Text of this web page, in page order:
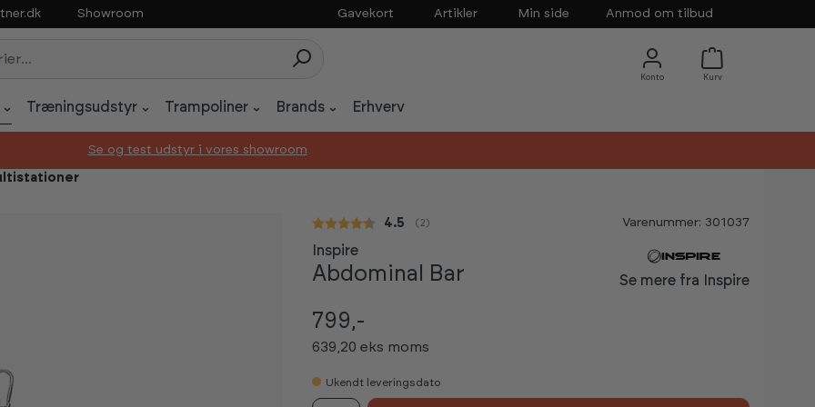
Showroom Gavekort Artikler Min side Anmod om tilbud
Træningsudstyr Trampoliner Brands Erhverv
Se og test udstyr i vores showroom
Gennemsnitlig vurdering:
4.5 ( stemmer:
2 ) Varenummer: 301037
Inspire
Abdominal Bar Se mere fra Inspire
799,-
639,20 eks moms
Ukendt leveringsdato